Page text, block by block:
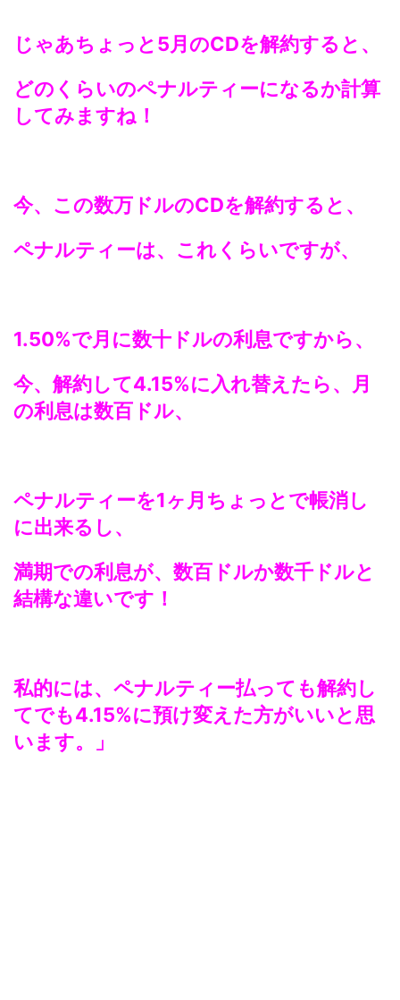
じゃあちょっと5月のCDを解約すると、
どのくらいのペナルティーになるか計算
してみますね！
今、この数万ドルのCDを解約すると、
ペナルティーは、これくらいですが、
1.50%で月に数十ドルの利息ですから、
今、解約して4.15%に入れ替えたら、月
の利息は数百ドル、
ペナルティーを1ヶ月ちょっとで帳消し
に出来るし、
満期での利息が、数百ドルか数千ドルと
結構な違いです！
私的には、ペナルティー払っても解約し
てでも4.15%に預け変えた方がいいと思
います。」